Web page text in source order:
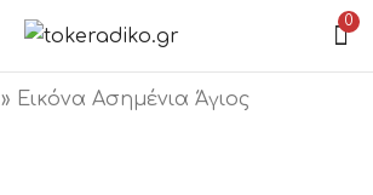
0
» Εικόνα Ασημένια Άγιος